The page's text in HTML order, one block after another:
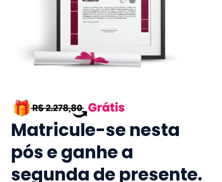
Matricule-se nesta
pós e ganhe a
segunda de presente.